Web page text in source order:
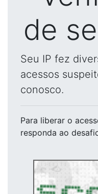
de
Seu IP fez
acessos
conosco.
Para liberar o
responda ao